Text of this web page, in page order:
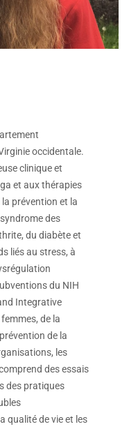
occidentale.
clinique et
et aux thérapies
prévention et la
des
du diabète et
liés au stress, à
du NIH
Integrative
de la
de la
les
des essais
des pratiques
qualité de vie et les